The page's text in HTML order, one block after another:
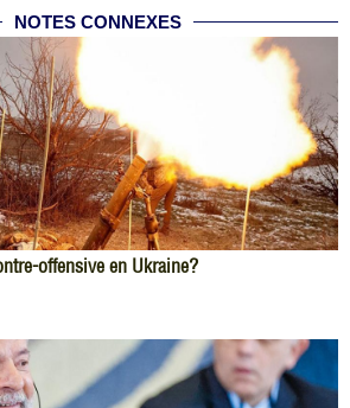
NOTES CONNEXES
offensive en Ukraine?